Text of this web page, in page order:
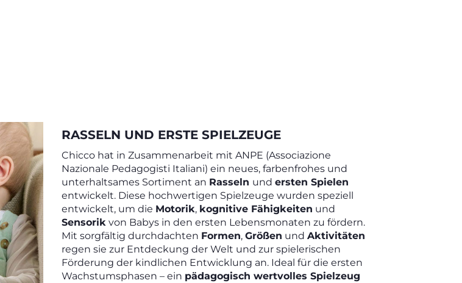
RASSELN UND ERSTE SPIELZEUGE
Chicco hat in Zusammenarbeit mit ANPE (Associazione
Nazionale Pedagogisti Italiani) ein neues, farbenfrohes und
unterhaltsames Sortiment an Rasseln und ersten Spielen
entwickelt. Diese hochwertigen Spielzeuge wurden speziell
entwickelt, um die Motorik, kognitive Fähigkeiten und
Sensorikvon Babys in den ersten Lebensmonaten zu fördern.
Mit sorgfältig durchdachten Formen, Größen und Aktivitäten
regen sie zur Entdeckung der Welt und zur spielerischen
Förderung der kindlichen Entwicklung an. Ideal für die ersten
Wachstumsphasen – ein pädagogisch wertvolles Spielzeug